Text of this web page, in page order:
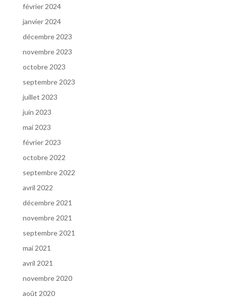
février 2024
janvier 2024
décembre 2023
novembre 2023
octobre 2023
septembre 2023
juillet 2023
juin 2023
mai 2023
février 2023
octobre 2022
septembre 2022
avril 2022
décembre 2021
novembre 2021
septembre 2021
mai 2021
avril 2021
novembre 2020
août 2020